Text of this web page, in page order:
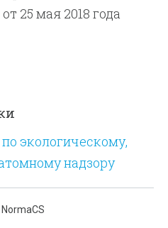
25 мая 2018 года
экологическому,
надзору